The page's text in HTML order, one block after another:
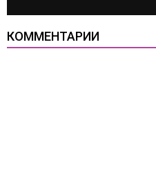
КОММЕНТАРИИ